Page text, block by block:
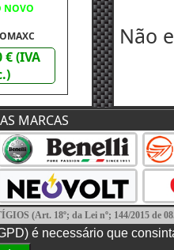
NOVO
€ (IVA
Não
MARCAS
(Art. 18º; da Lei nº; 144/2015 de
o consumidor pode recorrer,
da penha, nº9 8005-131 Faro | Tel: 289
é necessário que